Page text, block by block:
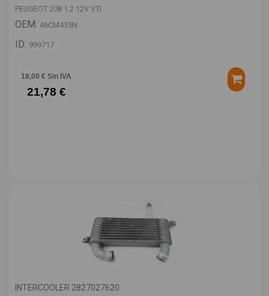
PEUGEOT 208 1.2 12V VTI
OEM: 46CM435N
ID: 999717
18,00 € Sin IVA
21,78 €
INTERCOOLER 2827027620